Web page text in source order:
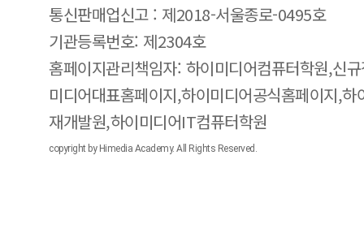
통신판매업신고 : 제2018-서울종로-0495호
기관등록번호: 제2304호
홈페이지관리책임자: 하이미디어컴퓨터학원,신
미디어대표홈페이지,하이미디어공식홈페이지,
재개발원,하이미디어IT컴퓨터학원
copyright by Himedia Academy. All Rights Reserved.